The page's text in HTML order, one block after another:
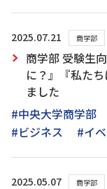
2025.07.21 商学部
商学部 受験生
に？』『私た
ました
#中央大学商学部
#ビジネス
#イ
2025.05.07 商学部